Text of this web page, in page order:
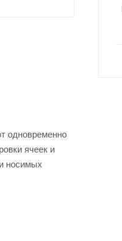
одновременно
ячеек и
носимых